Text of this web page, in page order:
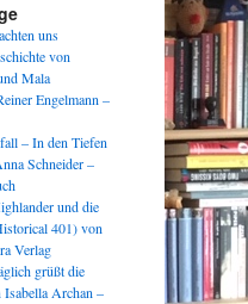
uns
von
Mala
Engelmann –
– In den Tiefen
Schneider –
und die
401) von
Verlag
grüßt die
Archan –